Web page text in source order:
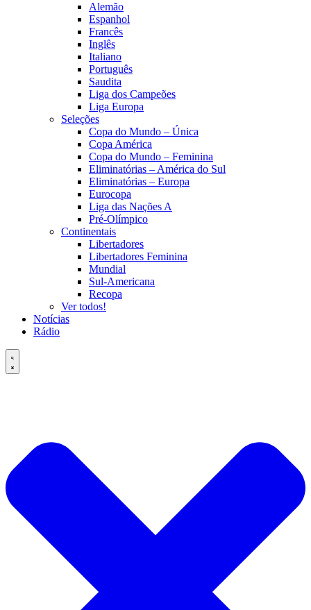
Alemão
Espanhol
Francês
Inglês
Italiano
Português
Saudita
Liga dos Campeões
Liga Europa
Seleções
Copa do Mundo – Única
Copa América
Copa do Mundo – Feminina
Eliminatórias – América do Sul
Eliminatórias – Europa
Eurocopa
Liga das Nações A
Pré-Olímpico
Continentais
Libertadores
Libertadores Feminina
Mundial
Sul-Americana
Recopa
Ver todos!
Notícias
Rádio